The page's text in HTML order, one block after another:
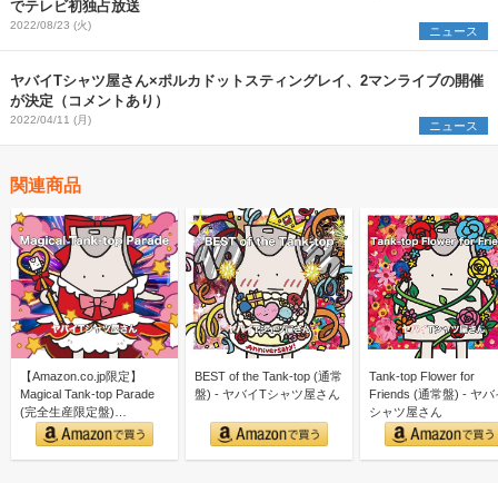
でテレビ初独占放送
2022/08/23 (火) ニュース
ヤバイTシャツ屋さん×ポルカドットスティングレイ、2マンライブの開催
が決定（コメントあり）
2022/04/11 (月) ニュース
関連商品
【Amazon.co.jp限定】
Magical Tank-top Parade
(完全生産限定盤)…
BEST of the Tank-top (通常
盤) - ヤバイTシャツ屋さん
Tank-top Flower for
Friends (通常盤) - ヤバ
シャツ屋さん